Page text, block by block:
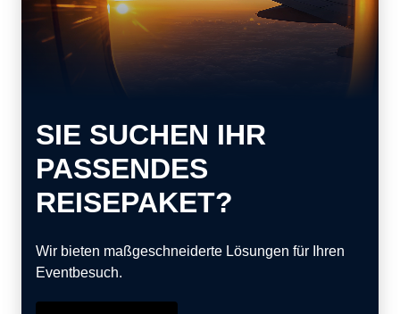
SIE SUCHEN IHR
PASSENDES
REISEPAKET?
Wir bieten maßgeschneiderte Lösungen für Ihren
Eventbesuch.